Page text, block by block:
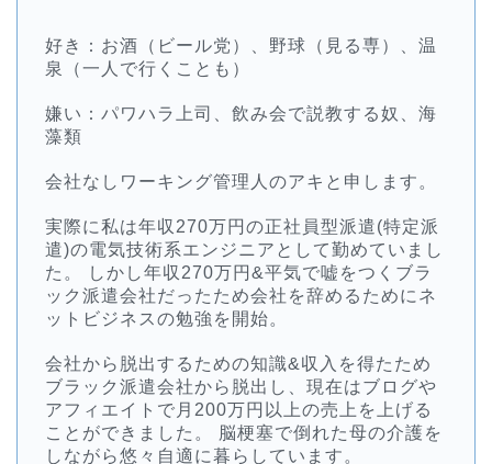
好き：お酒（ビール党）、野球（見る専）、温
泉（一人で行くことも）
嫌い：パワハラ上司、飲み会で説教する奴、海
藻類
会社なしワーキング管理人のアキと申します。
実際に私は年収270万円の正社員型派遣(特定派
遣)の電気技術系エンジニアとして勤めていまし
た。 しかし年収270万円&平気で嘘をつくブラ
ック派遣会社だったため会社を辞めるためにネ
ットビジネスの勉強を開始。
会社から脱出するための知識&収入を得たため
ブラック派遣会社から脱出し、現在はブログや
アフィエイトで月200万円以上の売上を上げる
ことができました。 脳梗塞で倒れた母の介護を
しながら悠々自適に暮らしています。